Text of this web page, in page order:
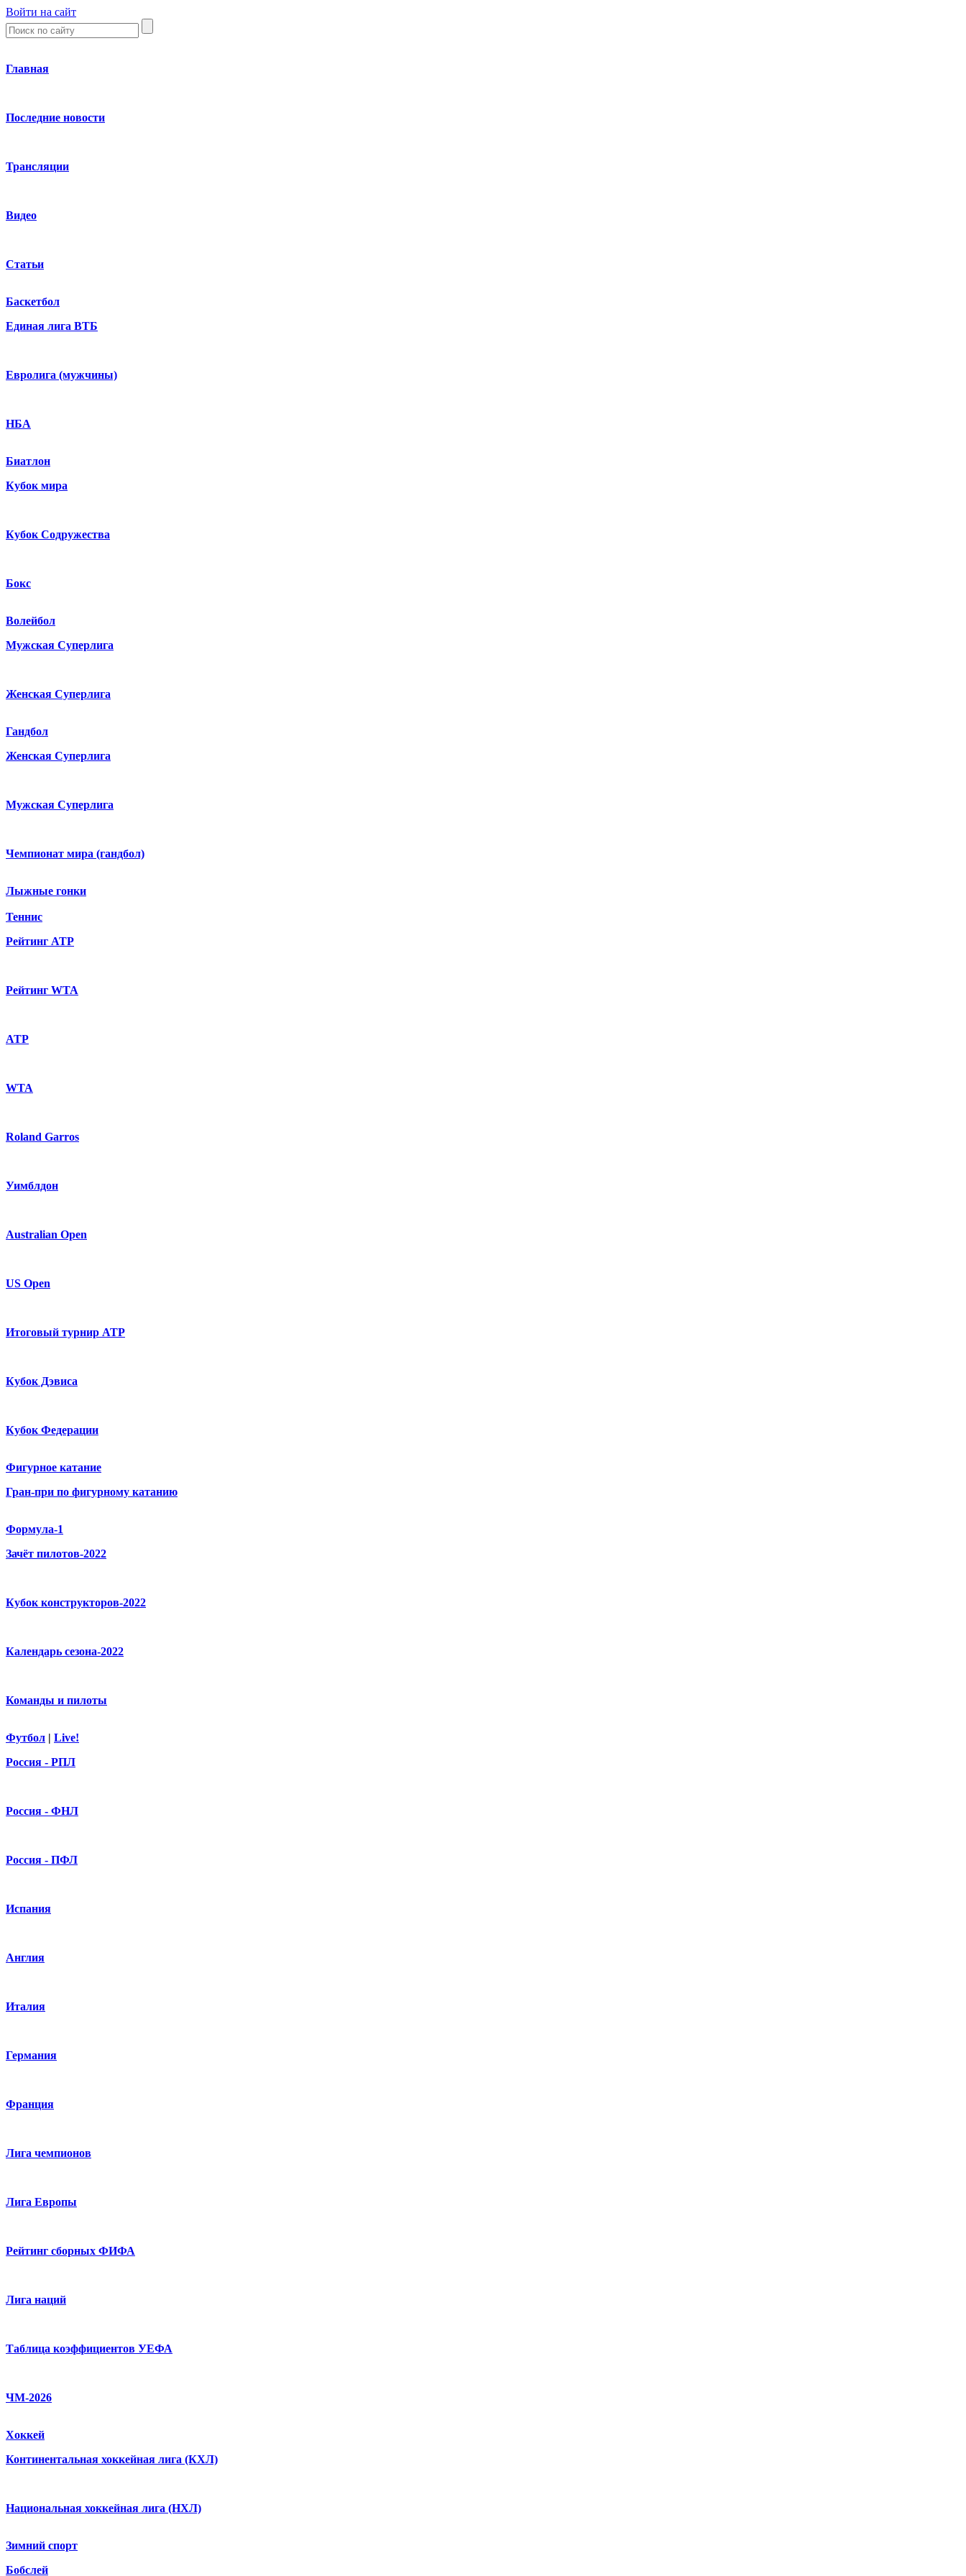
Войти на сайт
Главная
Последние новости
Трансляции
Видео
Статьи
Баскетбол
Единая лига ВТБ
Евролига (мужчины)
НБА
Биатлон
Кубок мира
Кубок Содружества
Бокс
Волейбол
Мужская Суперлига
Женская Суперлига
Гандбол
Женская Суперлига
Мужская Суперлига
Чемпионат мира (гандбол)
Лыжные гонки
Теннис
Рейтинг ATP
Рейтинг WTA
ATP
WTA
Roland Garros
Уимблдон
Australian Open
US Open
Итоговый турнир ATP
Кубок Дэвиса
Кубок Федерации
Фигурное катание
Гран-при по фигурному катанию
Формула-1
Зачёт пилотов-2022
Кубок конструкторов-2022
Календарь сезона-2022
Команды и пилоты
Футбол | Live!
Россия - РПЛ
Россия - ФНЛ
Россия - ПФЛ
Испания
Англия
Италия
Германия
Франция
Лига чемпионов
Лига Европы
Рейтинг сборных ФИФА
Лига наций
Таблица коэффициентов УЕФА
ЧМ-2026
Хоккей
Континентальная хоккейная лига (КХЛ)
Национальная хоккейная лига (НХЛ)
Зимний спорт
Бобслей